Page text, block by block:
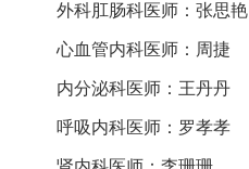
外科肛肠科医师：张思艳
心血管内科医师：周捷
内分泌科医师：王丹丹
呼吸内科医师：罗孝孝